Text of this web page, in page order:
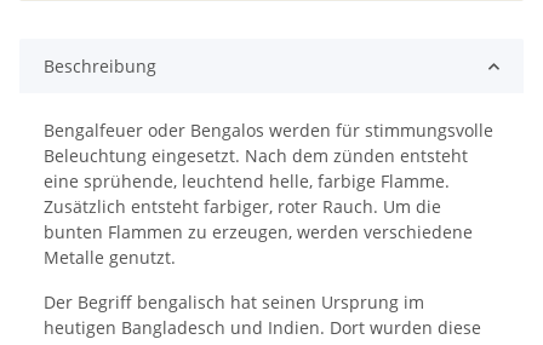
Beschreibung
Bengalfeuer oder Bengalos werden für stimmungsvolle
Beleuchtung eingesetzt. Nach dem zünden entsteht
eine sprühende, leuchtend helle, farbige Flamme.
Zusätzlich entsteht farbiger, roter Rauch. Um die
bunten Flammen zu erzeugen, werden verschiedene
Metalle genutzt.
Der Begriff bengalisch hat seinen Ursprung im
heutigen Bangladesch und Indien. Dort wurden diese